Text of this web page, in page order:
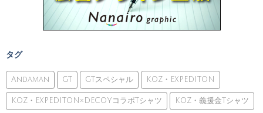
タグ
Andaman GT GTスペシャル KOZ・EXPEDITON
KOZ・EXPEDITON×DECOYコラボTシャツ KOZ・義援金Tシャツ